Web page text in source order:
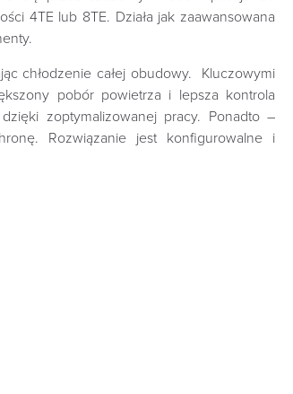
4TE lub 8TE. Działa jak zaawansowana
chłodzenie całej obudowy. Kluczowymi
pobór powietrza i lepsza kontrola
zoptymalizowanej pracy. Ponadto –
Rozwiązanie jest konfigurowalne i